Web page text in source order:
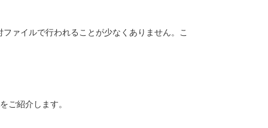
ァイルで行われることが少なくありません。こ
ご紹介します。